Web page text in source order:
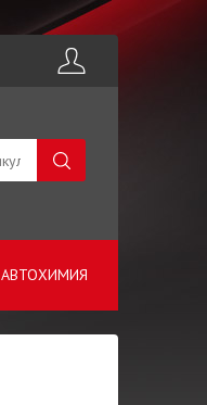
АВТОХИМИЯ